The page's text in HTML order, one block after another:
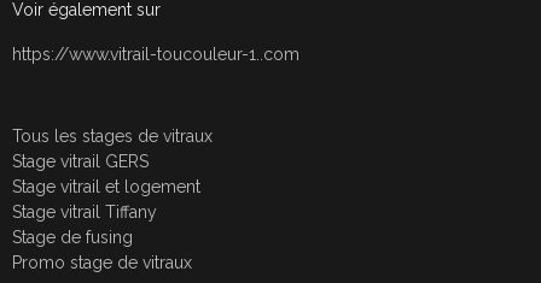
Voir également sur
https://www.vitrail-toucouleur-1..com
Tous les stages de vitraux
Stage vitrail GERS
Stage vitrail et logement
Stage vitrail Tiffany
Stage de fusing
Promo stage de vitraux